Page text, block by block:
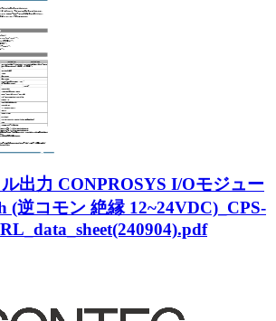
出力 CONPROSYS I/Oモジュー
(逆コモン 絶縁 12~24VDC)_CPS-